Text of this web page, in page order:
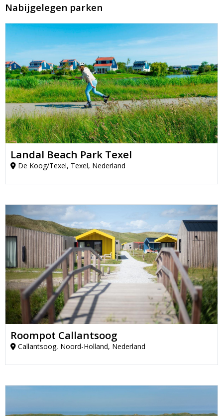
Nabijgelegen parken
Landal Beach Park Texel
De Koog/Texel, Texel, Nederland
Roompot Callantsoog
Callantsoog, Noord-Holland, Nederland